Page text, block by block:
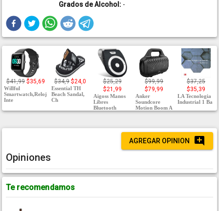
Grados de Alcohol: -
$41,99 $35,69
Willful
Smartwatch,Reloj
Inte
$34,9 $24,0
Essential TH
Beach Sandal,
Ch
$25,29
$21,99
Aigoss Manos
Libres
Bluetooth
$99,99
$79,99
Anker
Soundcore
Motion Boom A
$37,25
$35,39
LA Tecnologia
Industrial 1 Ba
AGREGAR OPINION
Opiniones
Te recomendamos